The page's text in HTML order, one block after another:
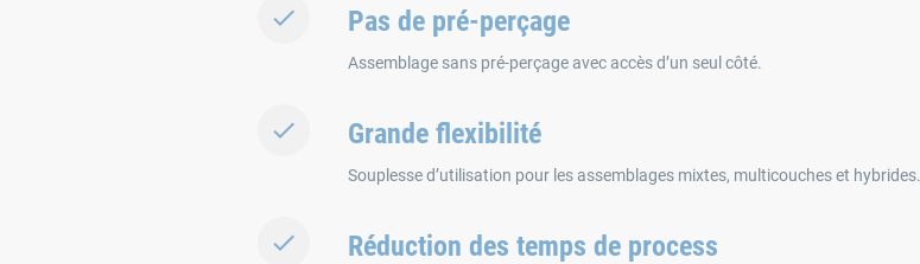
Pas de pré-perçage
Assemblage sans pré-perçage avec accès d’un seul côté.
Grande flexibilité
Souplesse d’utilisation pour les assemblages mixtes, multicouches et hybrides.
Réduction des temps de process